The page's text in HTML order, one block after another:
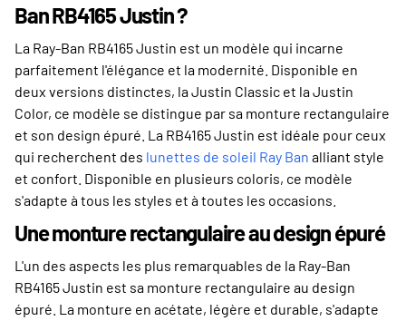
Ban RB4165 Justin ?
La Ray-Ban RB4165 Justin est un modèle qui incarne
parfaitement l'élégance et la modernité. Disponible en
deux versions distinctes, la Justin Classic et la Justin
Color, ce modèle se distingue par sa monture rectangulaire
et son design épuré. La RB4165 Justin est idéale pour ceux
qui recherchent des lunettes de soleil Ray Ban alliant style
et confort. Disponible en plusieurs coloris, ce modèle
s'adapte à tous les styles et à toutes les occasions.
Une monture rectangulaire au design épuré
L'un des aspects les plus remarquables de la Ray-Ban
RB4165 Justin est sa monture rectangulaire au design
épuré. La monture en acétate, légère et durable, s'adapte